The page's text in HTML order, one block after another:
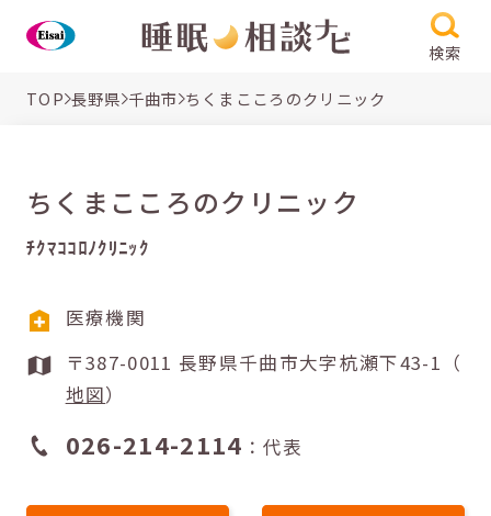
検索
TOP 長野県 千曲市 ちくまこころのクリニック
ちくまこころのクリニック
ﾁｸﾏｺｺﾛﾉｸﾘﾆｯｸ
医療機関
〒387-0011 長野県千曲市大字杭瀬下43-1（
地図）
026-214-2114 ：代表